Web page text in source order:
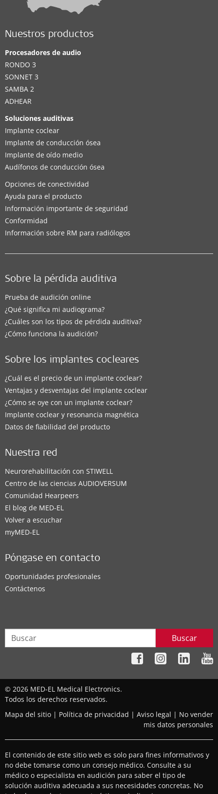
Nuestros productos
Procesadores de audio
RONDO 3
SONNET 3
SAMBA 2
ADHEAR
Soluciones auditivas
Implante coclear
Implante de conducción ósea
Implante de oído medio
Audífonos de conducción ósea
Opciones de conectividad
Ayuda para el producto
Información importante de seguridad
Conformidad
Información sobre RM para radiólogos
Sobre la pérdida auditiva
Prueba de audición online
¿Qué significa mi audiograma?
¿Cuáles son los tipos de pérdida auditiva?
¿Cómo funciona la audición?
Sobre los implantes cocleares
¿Cuál es el precio de un implante coclear?
Ventajas y desventajas del implante coclear
¿Cómo se oye con un implante coclear?
Implante coclear y resonancia magnética
Datos de fiabilidad del producto
Nuestra red
Neurorehabilitación con STIWELL
Centro de las ciencias AUDIOVERSUM
Comunidad Hearpeers
El blog de MED-EL
Volver a escuchar
myMED‑EL
Póngase en contacto
Oportunidades profesionales
Contáctenos
Buscar
© 2026 MED-EL Medical Electronics.
Todos los derechos reservados.
Mapa del sitio | Política de privacidad | Aviso legal | No vender
mis datos personales
El contenido de este sitio web es solo para fines informativos y
no debe tomarse como un consejo médico. Consulte a su
médico o especialista en audición para saber el tipo de
solución auditiva adecuada a sus necesidades concretas. No